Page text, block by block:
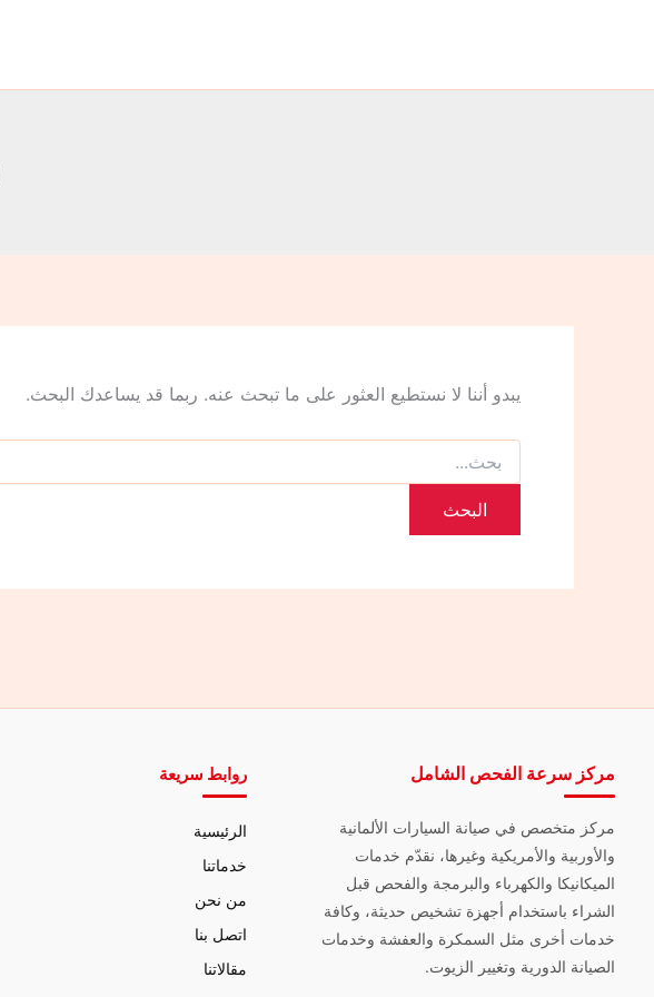
يبدو أننا لا نستطيع العثور على ما تبحث عنه. ربما قد يساعدك البحث.
مركز سرعة الفحص الشامل
مركز متخصص في صيانة السيارات الألمانية
والأوربية والأمريكية وغيرها، نقدّم خدمات
الميكانيكا والكهرباء والبرمجة والفحص قبل
الشراء باستخدام أجهزة تشخيص حديثة، وكافة
خدمات أخرى مثل السمكرة والعفشة وخدمات
الصيانة الدورية وتغيير الزيوت.
روابط سريعة
الرئيسية
خدماتنا
من نحن
اتصل بنا
مقالاتنا